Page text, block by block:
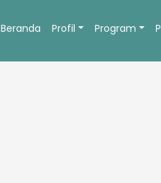
Beranda Profil Program